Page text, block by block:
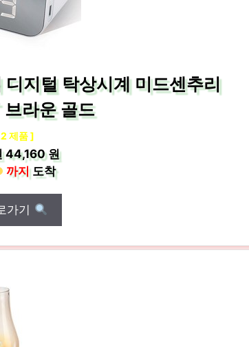
지털 탁상시계 미드센추리
라운 골드
제품 ]
44,160 원
까지도착
가기